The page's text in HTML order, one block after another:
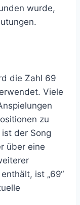
wurde,
die Zahl 69
Viele
zu
der Song
über eine
ist „69“